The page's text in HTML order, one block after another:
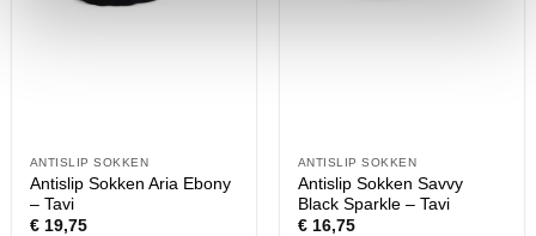
ANTISLIP SOKKEN
Antislip Sokken Aria Ebony
– Tavi
€19,75
ANTISLIP SOKKEN
Antislip Sokken Savvy
Black Sparkle – Tavi
€16,75